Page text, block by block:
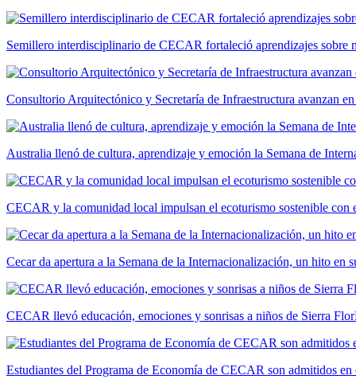
Semillero interdisciplinario de CECAR fortaleció aprendizajes sobre
Consultorio Arquitectónico y Secretaría de Infraestructura avanzan
Australia llenó de cultura, aprendizaje y emoción la Semana de
CECAR y la comunidad local impulsan el ecoturismo sostenible
Cecar da apertura a la Semana de la Internacionalización, un hito en
CECAR llevó educación, emociones y sonrisas a niños de Sierra Flor
Estudiantes del Programa de Economía de CECAR son admitidos